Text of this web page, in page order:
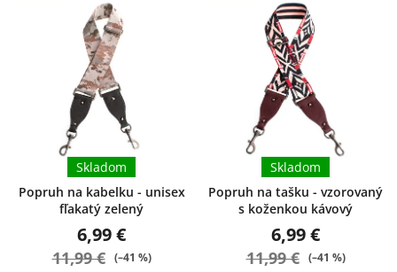
Popruh na kabelku - unisex
fľakatý zelený
Skladom
6,99 €
11,99 € (–41 %)
Popruh na tašku - vzorovaný
s koženkou kávový
Skladom
6,99 €
11,99 € (–41 %)